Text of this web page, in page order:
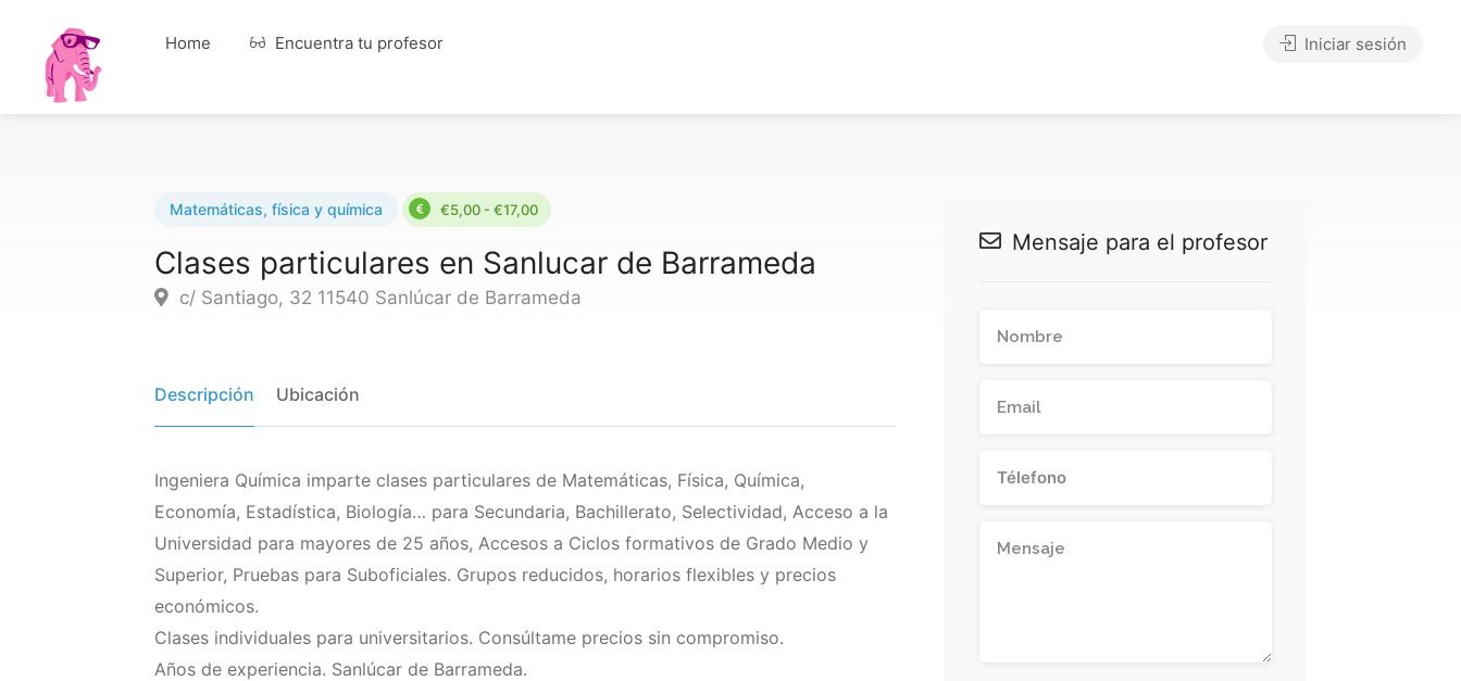
Home Encuentra tu profesor Iniciar sesión
Matemáticas, física y química €5,00 - €17,00
Clases particulares en Sanlucar de Barrameda
c/ Santiago, 32 11540 Sanlúcar de Barrameda
Descripción Ubicación
Ingeniera Química imparte clases particulares de Matemáticas, Física, Química,
Economía, Estadística, Biología… para Secundaria, Bachillerato, Selectividad, Acceso a la
Universidad para mayores de 25 años, Accesos a Ciclos formativos de Grado Medio y
Superior, Pruebas para Suboficiales. Grupos reducidos, horarios flexibles y precios
económicos.
Clases individuales para universitarios. Consúltame precios sin compromiso.
Años de experiencia. Sanlúcar de Barrameda.
Mensaje para el profesor